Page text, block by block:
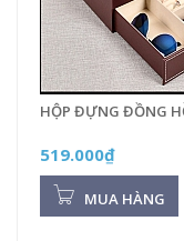
HỘP ĐỰNG ĐỒNG
519.000₫
MUA HÀNG